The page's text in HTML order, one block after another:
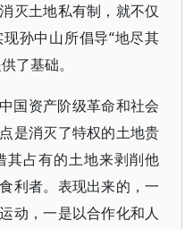
灭土地私有制，就不仅
孙中山所倡导“地尽其
了基础。
国资产阶级革命和社会
是消灭了特权的土地贵
其占有的土地来剥削他
利者。表现出来的，一
动，一是以合作化和人